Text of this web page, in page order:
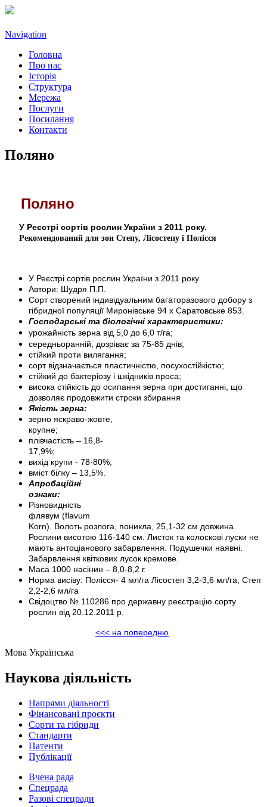
Navigation
Головна
Про нас
Історія
Структура
Мережа
Послуги
Посилання
Контакти
Поляно
Поляно
У Реєстрі сортів рослин України з 2011 року.
Рекомендований для зон Степу, Лісостепу і Полісся
У Реєстрі сортів рослин України з 2011 року.
Автори: Шудря П.П.
Сорт створений індивідуальним багаторазового добору з
гібридної популяції Миронівське 94 х Саратовське 853.
Господарські та біологічні характеристики:
урожайність зерна від 5,0 до 6,0 т/га;
середньоранній, дозріває за 75-85 днів;
стійкий проти вилягання;
сорт відзначається пластичністю, посухостійкістю;
стійкий до бактеріозу і шкідників проса;
висока стійкість до осипання зерна при достиганні, що
дозволяє продовжити строки збирання
Якість зерна:
зерно яскраво-жовте,
крупне;
плівчастість – 16,8-
17,9%;
вихід крупи - 78-80%;
вміст білку – 13,5%.
Апробаційні
ознаки:
Різновидність
флявум (flavum
Korn). Волоть розлога, поникла, 25,1-32 см довжина.
Рослини висотою 116-140 см. Листок та колоскові луски не
мають антоціанового забарвлення. Подушечки наявні.
Забарвлення квіткових лусок кремове.
Маса 1000 насінин – 8,0-8,2 г.
Норма висіву: Полісся- 4 мл/га Лісостеп 3,2-3,6 мл/га, Степ
2,2-2,6 мл/га
Свідоцтво № 110286 про державну реєстрацію сорту
рослин від 20.12.2011 р.
<<< на попередню
Мова Українська
Наукова діяльність
Напрями діяльності
Фінансовані проєкти
Сорти та гібриди
Стандарти
Патенти
Публікації
Вчена рада
Спецрада
Разові спецради